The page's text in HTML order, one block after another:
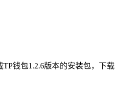
钱包1.2.6版本的安装包，